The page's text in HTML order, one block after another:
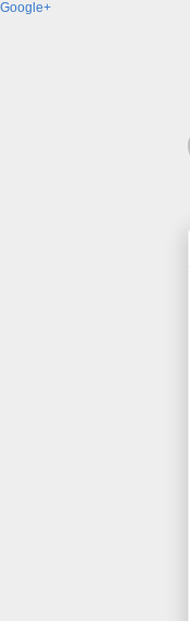
Google+